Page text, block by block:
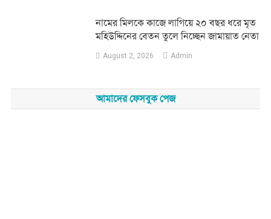
নামের মিলকে কাজে লাগিয়ে ২০ বছর ধরে মৃত
মহিউদ্দিনের বেতন তুলে নিচ্ছেন জামায়াত নেতা
August 2, 2026 Admin
আমাদের ফেসবুক পেজ